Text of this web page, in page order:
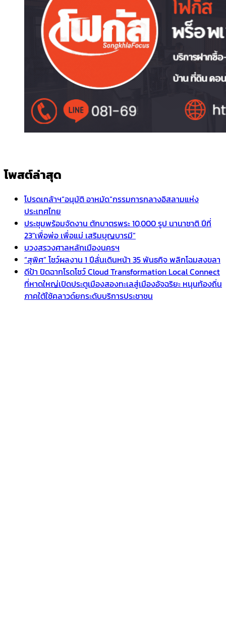
โพสต์ล่าสุด
โปรดเกล้าฯ”อนุมัติ อาหมัด”กรรมการกลางอิสลามแห่ง
ประเทศไทย
ประชุมพร้อมจัดงาน ตักบาตรพระ 10,000 รูป นานาชาติ ปีที่
23″เพื่อพ่อ เพื่อแม่ เสริมบุญบารมี”
บวงสรวงศาลหลักเมืองนครฯ
“สุพิศ” โชว์ผลงาน 1 ปีลั่นเดินหน้า 35 พันธกิจ พลิกโฉมสงขลา
ดีป้า ปิดฉากโรดโชว์ Cloud Transformation Local Connect
ที่หาดใหญ่เปิดประตูเมืองสองทะเลสู่เมืองอัจฉริยะ หนุนท้องถิ่น
ภาคใต้ใช้คลาวด์ยกระดับบริการประชาชน